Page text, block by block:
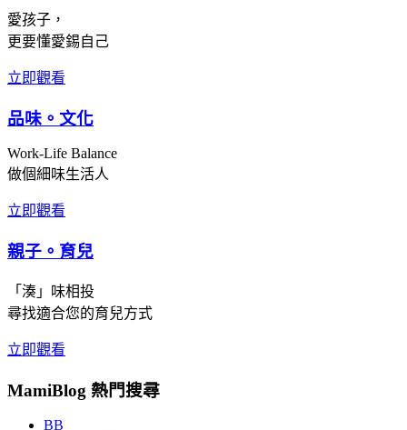
愛孩子，
更要懂愛錫自己
立即觀看
品味。文化
Work-Life Balance
做個細味生活人
立即觀看
親子。育兒
「湊」味相投
尋找適合您的育兒方式
立即觀看
MamiBlog 熱門搜尋
BB